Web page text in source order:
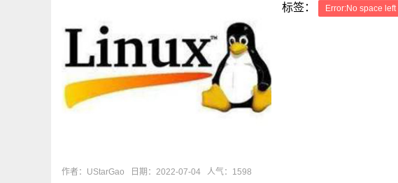
标签：
Error:No space
作者：UStarGao 日期：2022-07-04 人气：1598